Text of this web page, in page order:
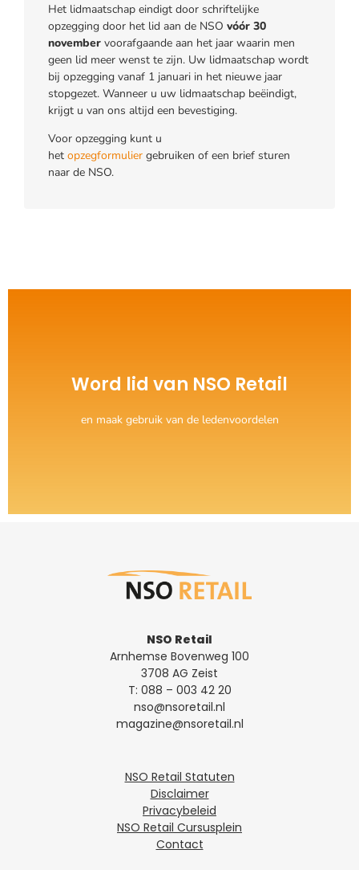
Het lidmaatschap eindigt door schriftelijke
opzegging door het lid aan de NSO vóór 30
november voorafgaande aan het jaar waarin men
geen lid meer wenst te zijn. Uw lidmaatschap wordt
bij opzegging vanaf 1 januari in het nieuwe jaar
stopgezet. Wanneer u uw lidmaatschap beëindigt,
krijgt u van ons altijd een bevestiging.
Voor opzegging kunt u
het opzegformulier gebruiken of een brief sturen
naar de NSO.
Word lid van NSO Retail
en maak gebruik van de ledenvoordelen
NSO Retail
Arnhemse Bovenweg 100
3708 AG Zeist
T: 088 – 003 42 20
nso@nsoretail.nl
magazine@nsoretail.nl
NSO Retail Statuten
Disclaimer
Privacybeleid
NSO Retail Cursusplein
Contact